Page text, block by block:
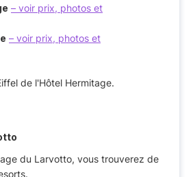
– voir prix, photos et
– voir prix, photos et
du Larvotto, vous trouverez de